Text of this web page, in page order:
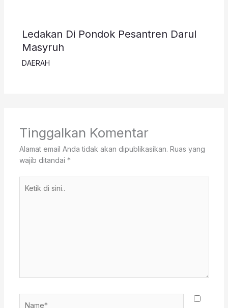
Ledakan Di Pondok Pesantren Darul
Masyruh
DAERAH
Tinggalkan Komentar
Alamat email Anda tidak akan dipublikasikan. Ruas yang
wajib ditandai *